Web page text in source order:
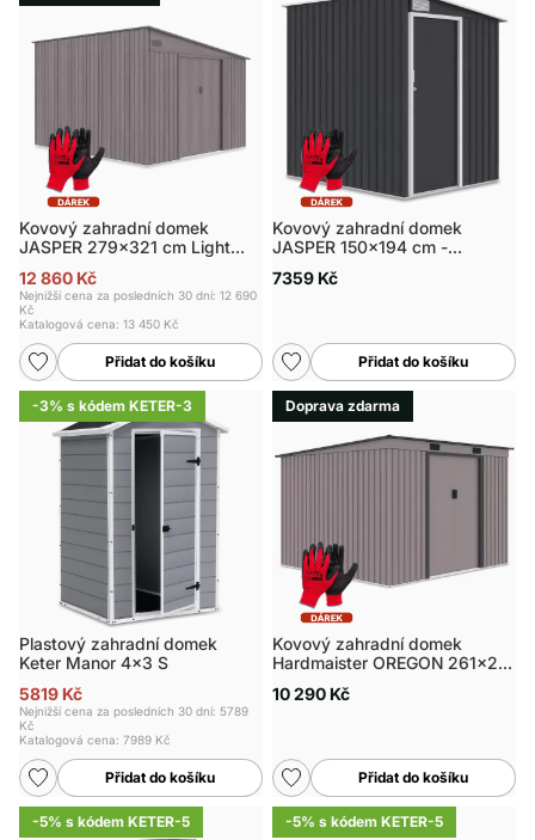
Kovový zahradní domek
JASPER 279x321 cm Light
12 860 Kč
Nejnižší cena za posledních 30 dní: 12 690
Kč
Katalogová cena: 13 450 Kč
Přidat do košíku
Kovový zahradní domek
JASPER 150x194 cm -
7359 Kč
Přidat do košíku
-3% s kódem KETER-3
Plastový zahradní domek
Keter Manor 4x3 S
5819 Kč
Nejnižší cena za posledních 30 dní: 5789
Kč
Katalogová cena: 7989 Kč
Přidat do košíku
Doprava zdarma
Kovový zahradní domek
Hardmaister OREGON 261x241
10 290 Kč
Přidat do košíku
-5% s kódem KETER-5 -5% s kódem KETER-5